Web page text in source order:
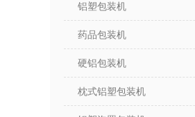
铝塑包装机
药品包装机
硬铝包装机
枕式铝塑包装机